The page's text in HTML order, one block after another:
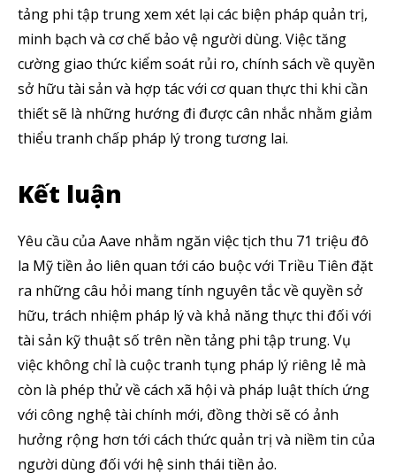
tảng phi tập trung xem xét lại các biện pháp quản trị,
minh bạch và cơ chế bảo vệ người dùng. Việc tăng
cường giao thức kiểm soát rủi ro, chính sách về quyền
sở hữu tài sản và hợp tác với cơ quan thực thi khi cần
thiết sẽ là những hướng đi được cân nhắc nhằm giảm
thiểu tranh chấp pháp lý trong tương lai.
Kết luận
Yêu cầu của Aave nhằm ngăn việc tịch thu 71 triệu đô
la Mỹ tiền ảo liên quan tới cáo buộc với Triều Tiên đặt
ra những câu hỏi mang tính nguyên tắc về quyền sở
hữu, trách nhiệm pháp lý và khả năng thực thi đối với
tài sản kỹ thuật số trên nền tảng phi tập trung. Vụ
việc không chỉ là cuộc tranh tụng pháp lý riêng lẻ mà
còn là phép thử về cách xã hội và pháp luật thích ứng
với công nghệ tài chính mới, đồng thời sẽ có ảnh
hưởng rộng hơn tới cách thức quản trị và niềm tin của
người dùng đối với hệ sinh thái tiền ảo.